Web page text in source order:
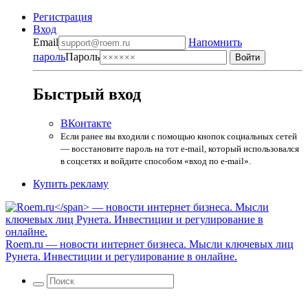
Регистрация
Вход
Email
Напомнить
парольПароль
Быстрый вход
ВКонтакте
Если ранее вы входили с помощью кнопок социальных сетей
— восстановите пароль на тот e-mail, который использовался
в соцсетях и войдите способом «вход по e-mail».
Купить рекламу
Roem.ru — новости интернет бизнеса. Мысли ключевых лиц
Рунета. Инвестиции и регулирование в онлайне.